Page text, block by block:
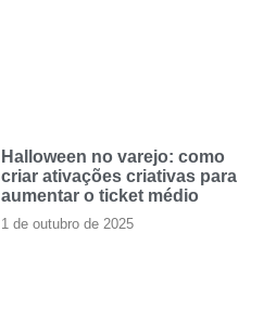
Halloween no varejo: como
criar ativações criativas para
aumentar o ticket médio
1 de outubro de 2025